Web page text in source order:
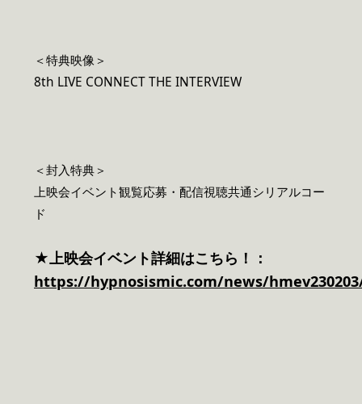
＜特典映像＞
8th LIVE CONNECT THE INTERVIEW
＜封入特典＞
上映会イベント観覧応募・配信視聴共通シリアルコー
ド
★上映会イベント詳細はこちら！：
https://hypnosismic.com/news/